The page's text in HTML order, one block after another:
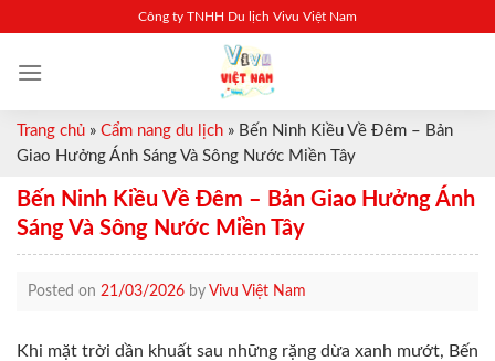
content
Công ty TNHH Du lịch Vivu Việt Nam
Trang chủ » Cẩm nang du lịch » Bến Ninh Kiều Về Đêm – Bản
Giao Hưởng Ánh Sáng Và Sông Nước Miền Tây
Bến Ninh Kiều Về Đêm – Bản Giao Hưởng Ánh
Sáng Và Sông Nước Miền Tây
Posted on 21/03/2026 by Vivu Việt Nam
Khi mặt trời dần khuất sau những rặng dừa xanh mướt, Bến